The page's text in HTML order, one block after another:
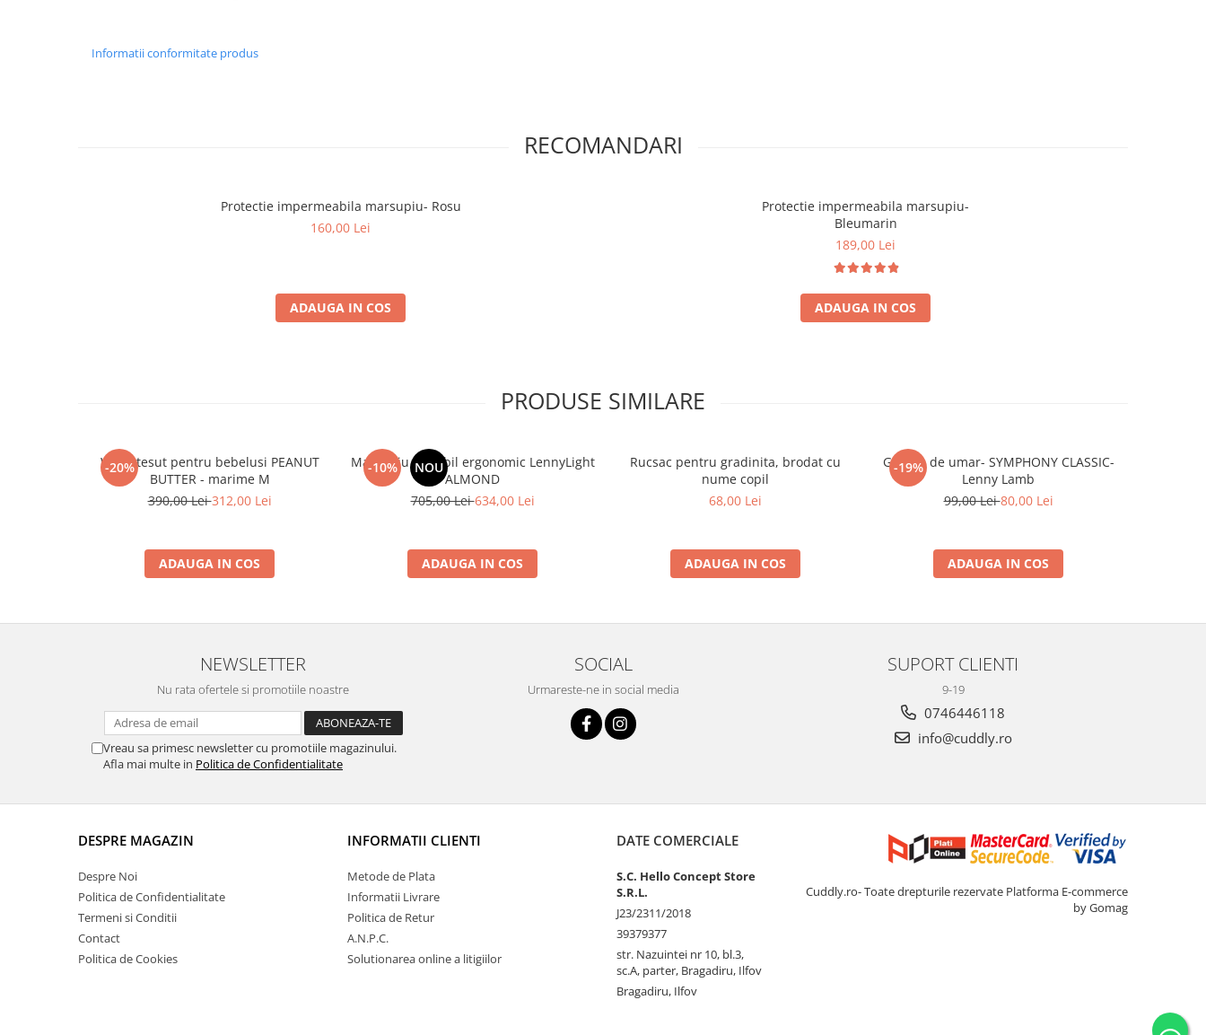
Informatii conformitate produs
RECOMANDARI
Protectie impermeabila marsupiu- Rosu
160,00 Lei
ADAUGA IN COS
Protectie impermeabila marsupiu-
Bleumarin
189,00 Lei
ADAUGA IN COS
PRODUSE SIMILARE
-20%
Wrap tesut pentru bebelusi PEANUT
BUTTER - marime M
390,00 Lei312,00 Lei
ADAUGA IN COS
-10% NOU
Marsupiu reglabil ergonomic LennyLight
ALMOND
705,00 Lei634,00 Lei
ADAUGA IN COS
Rucsac pentru gradinita, brodat cu
nume copil
68,00 Lei
ADAUGA IN COS
-19%
Geanta de umar- SYMPHONY CLASSIC-
Lenny Lamb
99,00 Lei80,00 Lei
ADAUGA IN COS
NEWSLETTER
Nu rata ofertele si promotiile noastre
Vreau sa primesc newsletter cu promotiile magazinului.
Afla mai multe in Politica de Confidentialitate
SOCIAL
Urmareste-ne in social media
SUPORT CLIENTI
9-19
0746446118
info@cuddly.ro
DESPRE MAGAZIN
Despre Noi
Politica de Confidentialitate
Termeni si Conditii
Contact
Politica de Cookies
INFORMATII CLIENTI
Metode de Plata
Informatii Livrare
Politica de Retur
A.N.P.C.
Solutionarea online a litigiilor
DATE COMERCIALE
S.C. Hello Concept Store
S.R.L.
J23/2311/2018
39379377
str. Nazuintei nr 10, bl.3,
sc.A, parter, Bragadiru, Ilfov
Bragadiru, Ilfov
Cuddly.ro- Toate drepturile rezervate Platforma E-commerce
by Gomag